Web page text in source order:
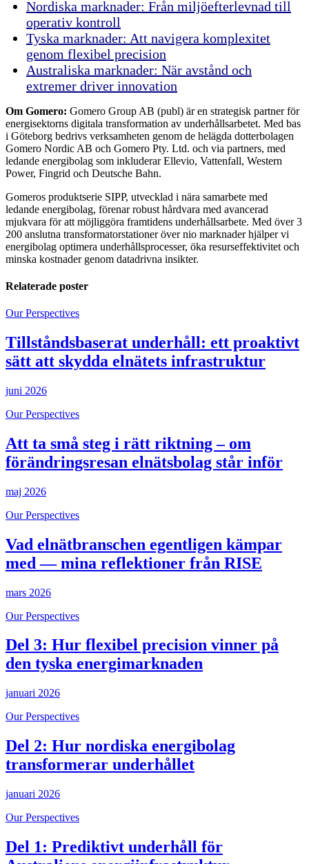
Nordiska marknader: Från miljöefterlevnad till
operativ kontroll
Tyska marknader: Att navigera komplexitet
genom flexibel precision
Australiska marknader: När avstånd och
extremer driver innovation
Om Gomero: Gomero Group AB (publ) är en strategisk partner för
energisektorns digitala transformation av underhållsarbetet. Med bas
i Göteborg bedrivs verksamheten genom de helägda dotterbolagen
Gomero Nordic AB och Gomero Pty. Ltd. och via partners, med
ledande energibolag som inkluderar Ellevio, Vattenfall, Western
Power, Fingrid och Deutsche Bahn.
Gomeros produktserie SIPP, utvecklad i nära samarbete med
ledande energibolag, förenar robust hårdvara med avancerad
mjukvara för att möjliggöra framtidens underhållsarbete. Med över 3
200 anslutna transformatorstationer över nio marknader hjälper vi
energibolag optimera underhållsprocesser, öka resurseffektivitet och
minska kostnader genom datadrivna insikter.
Relaterade poster
Our Perspectives
Tillståndsbaserat underhåll: ett proaktivt
sätt att skydda elnätets infrastruktur
juni 2026
Our Perspectives
Att ta små steg i rätt riktning – om
förändringsresan elnätsbolag står inför
maj 2026
Our Perspectives
Vad elnätbranschen egentligen kämpar
med — mina reflektioner från RISE
mars 2026
Our Perspectives
Del 3: Hur flexibel precision vinner på
den tyska energimarknaden
januari 2026
Our Perspectives
Del 2: Hur nordiska energibolag
transformerar underhållet
januari 2026
Our Perspectives
Del 1: Prediktivt underhåll för